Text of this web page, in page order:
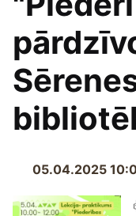
05.04.2025